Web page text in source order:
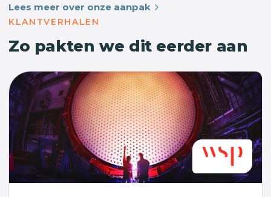
Lees meer over onze aanpak
KLANTVERHALEN
Zo pakten we dit eerder aan